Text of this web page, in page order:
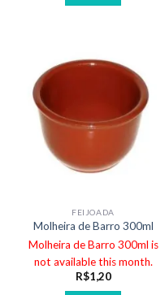
FEIJOADA
Molheira de Barro 300ml
Molheira de Barro 300ml is
not available this month.
R$1,20